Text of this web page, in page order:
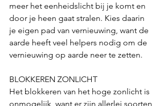
meer het eenheidslicht bij je komt en
door je heen gaat stralen. Kies daarin
je eigen pad van vernieuwing, want de
aarde heeft veel helpers nodig om de
vernieuwing op aarde neer te zetten.
BLOKKEREN ZONLICHT
Het blokkeren van het hoge zonlicht is
onmogelijk, want er zijn allerlei soorten